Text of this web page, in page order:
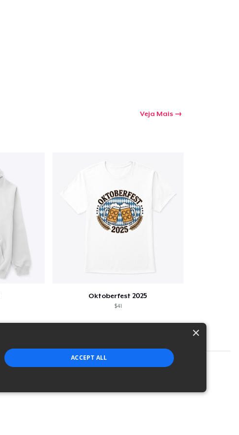
Veja Mais
Oktoberfest 2025
$41
×
ACCEPT ALL